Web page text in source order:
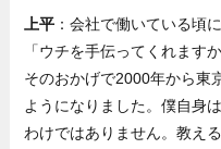
上平 ：会社で働いている頃
「ウチを手伝ってくれます
そのおかげで2000年から東
ようになりました。僕自身
わけではありません。教え